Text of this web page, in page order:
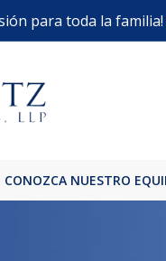
para toda la familia!
CONOZCA NUESTRO